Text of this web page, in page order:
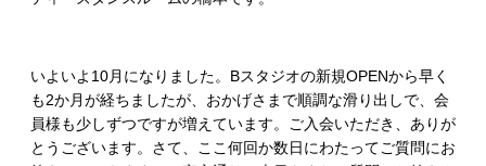
いよいよ10月になりました。Bスタジオの新規OPENから早く
も2か月が経ちましたが、おかげさまで順調な滑り出しで、会
員様も少しずつですが増えています。ご入会いただき、ありが
とうございます。さて、ここ何回か数日にわたってご質問にお